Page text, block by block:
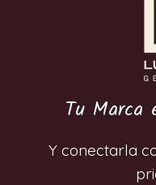
Tu Marca
Y conectarla